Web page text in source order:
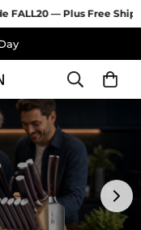
FALL20 — Plus Free